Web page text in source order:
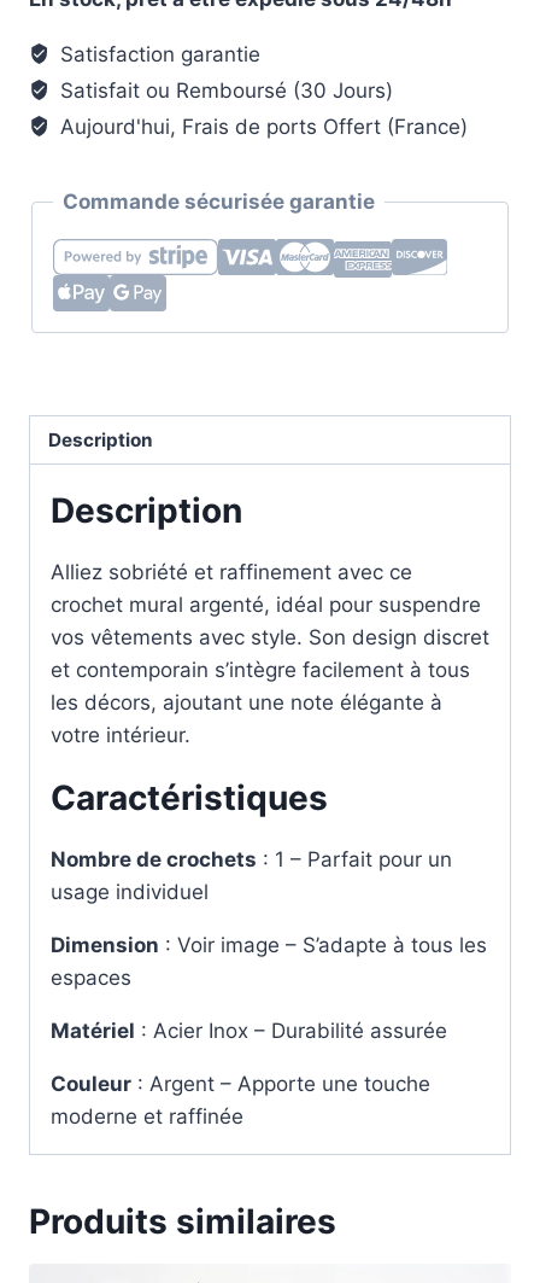
Argenté
pour
Vêtements
Satisfaction garantie
Satisfait ou Remboursé (30 Jours)
Aujourd'hui, Frais de ports Offert (France)
Commande sécurisée garantie
Description
Description
Alliez sobriété et raffinement avec ce
crochet mural argenté, idéal pour suspendre
vos vêtements avec style. Son design discret
et contemporain s’intègre facilement à tous
les décors, ajoutant une note élégante à
votre intérieur.
Caractéristiques
Nombre de crochets : 1 – Parfait pour un
usage individuel
Dimension : Voir image – S’adapte à tous les
espaces
Matériel : Acier Inox – Durabilité assurée
Couleur : Argent – Apporte une touche
moderne et raffinée
Produits similaires